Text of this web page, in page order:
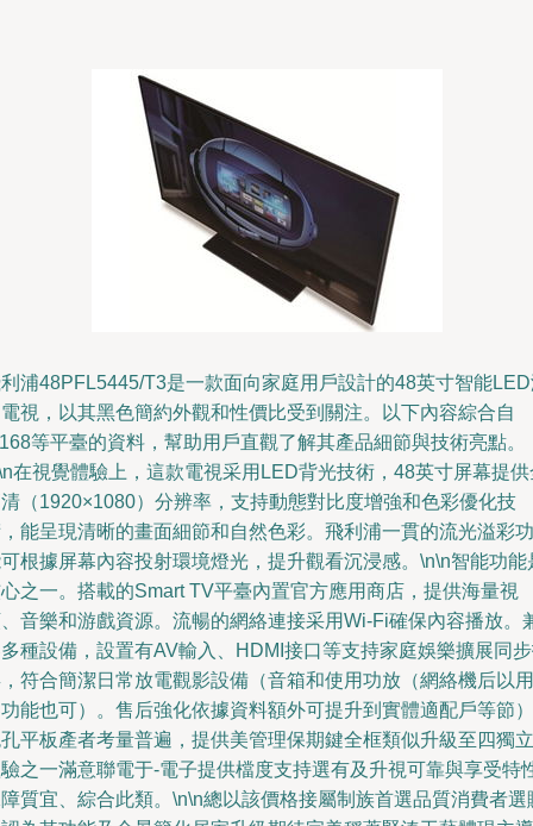
浦48PFL5445/T3是一款面向家庭用戶設計的48英寸智能
視，以其黑色簡約外觀和性價比受到關注。以下內容綜合自
等平臺的資料，幫助用戶直觀了解其產品細節與技術亮點。
在視覺體驗上，這款電視采用LED背光技術，48英寸屏幕提供
（1920×1080）分辨率，支持動態對比度增強和色彩優化技
能呈現清晰的畫面細節和自然色彩。飛利浦一貫的流光溢彩功
根據屏幕內容投射環境燈光，提升觀看沉浸感。\n\n智能功能
之一。搭載的Smart TV平臺內置官方應用商店，提供海量視
音樂和游戲資源。流暢的網絡連接采用Wi-Fi確保內容播放。
種設備，設置有AV輸入、HDMI接口等支持家庭娛樂擴展同
符合簡潔日常放電觀影設備（音箱和使用功放（網絡機后以用
能也可）。售后強化依據資料額外可提升到實體適配戶等節）
平板產者考量普遍，提供美管理保期鍵全框類似升級至四獨立
之一滿意聯電于-電子提供檔度支持選有及升視可靠與享受特
質宜、綜合此類。\n\n總以該價格接屬制族首選品質消費者選